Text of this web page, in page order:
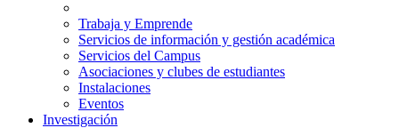
Trabaja y Emprende
Servicios de información y gestión académica
Servicios del Campus
Asociaciones y clubes de estudiantes
Instalaciones
Eventos
Investigación